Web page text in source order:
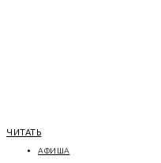
ЧИТАТЬ
АФИША